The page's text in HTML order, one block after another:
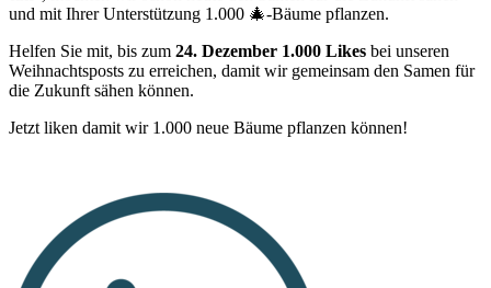
und mit Ihrer Unterstützung 1.000 🎄-Bäume pflanzen.
Helfen Sie mit, bis zum 24. Dezember 1.000 Likes bei unseren
Weihnachtsposts zu erreichen, damit wir gemeinsam den Samen für
die Zukunft sähen können.
Jetzt liken damit wir 1.000 neue Bäume pflanzen können!